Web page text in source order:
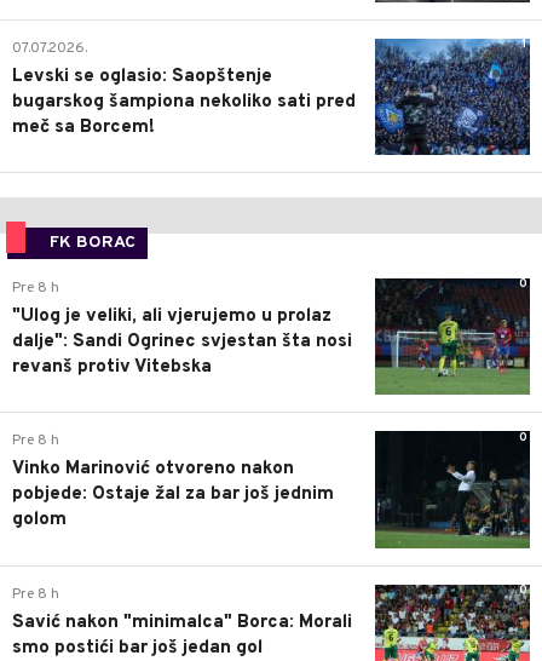
1
07.07.2026.
Levski se oglasio: Saopštenje
bugarskog šampiona nekoliko sati pred
meč sa Borcem!
FK BORAC
0
Pre 8 h
"Ulog je veliki, ali vjerujemo u prolaz
dalje": Sandi Ogrinec svjestan šta nosi
revanš protiv Vitebska
0
Pre 8 h
Vinko Marinović otvoreno nakon
pobjede: Ostaje žal za bar još jednim
golom
0
Pre 8 h
Savić nakon "minimalca" Borca: Morali
smo postići bar još jedan gol